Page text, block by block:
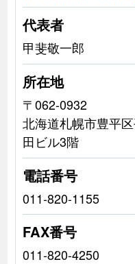
代表者
甲斐敬一郎
所在地
〒062-0932
北海道札幌市豊平
田ビル3階
電話番号
011-820-1155
FAX番号
011-820-4250